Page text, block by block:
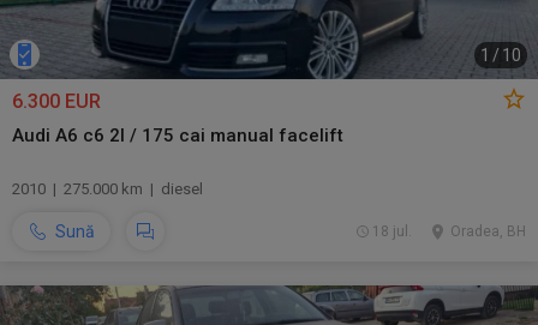
1 / 10
6.300 EUR
Audi A6 c6 2l / 175 cai manual facelift
2010 | 275.000 km | diesel
Sună Oradea, BH
18 jul.